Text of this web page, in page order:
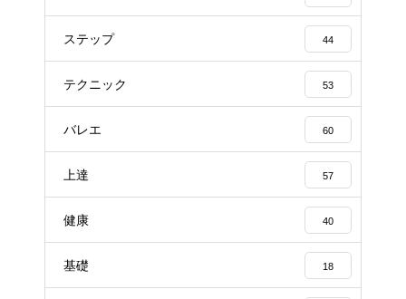
ステップ 44
テクニック 53
バレエ 60
上達 57
健康 40
基礎 18